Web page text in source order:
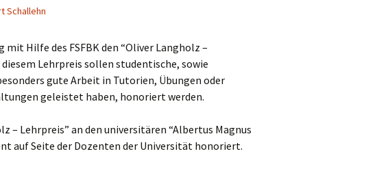
Schallehn
Hilfe des FSFBK den “Oliver Langholz –
Lehrpreis sollen studentische, sowie
gute Arbeit in Tutorien, Übungen oder
geleistet haben, honoriert werden.
– Lehrpreis” an den universitären “Albertus Magnus
auf Seite der Dozenten der Universität honoriert.